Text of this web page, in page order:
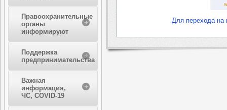
Правоохранительные
органы
информируют
Поддержка
предпринимательства
Важная
информация,
ЧС, COVID-19
Для перехода на